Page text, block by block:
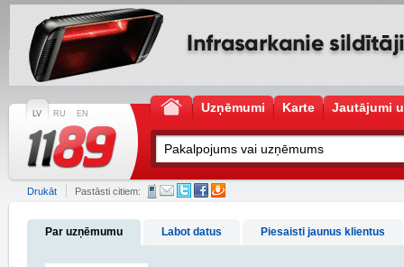
LV RU EN Uzņēmumi Karte Jautājumi
Drukāt Pastāsti citiem:
Par uzņēmumu Labot datus Piesaisti jaunus klientus